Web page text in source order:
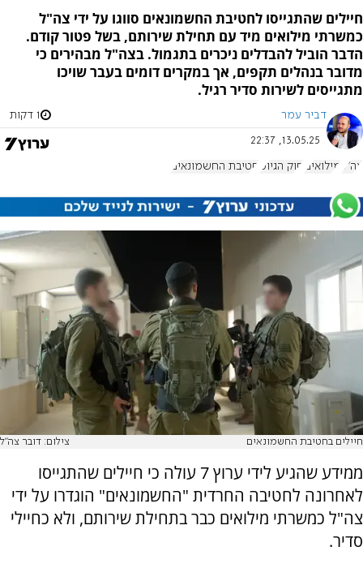
חיילים שהתגייסו לחטיבת החשמונאים סווגו על ידי צה"ל
כמשרתי מילואים מיד עם תחילת שירותם, בשל פטור קודם.
הדבר הוביל להבדלים ניכרים בתגמול. בצה"ל מבהירים כי
מדובר בנהלים תקפים, אך במקרים דומים בעבר שויכו
מתגייסים לשירות סדיר רגיל.
דביר עמר 1 דקות
13.05.25, 22:37
צה"ל מילואים חוק הגיוס חטיבת החשמונאים
חיילים בחטיבת החשמונאים צילום: דובר צה"ל
ממידע שהגיע לידי ערוץ 7 עולה כי חיילים שהתגייסו
לאחרונה לחטיבה החרדית "החשמונאים" הוגדרו על ידי
צה"ל כמשרתי מילואים כבר בתחילת שירותם, ולא כחיילי
סדיר.